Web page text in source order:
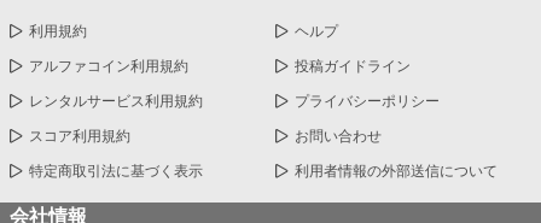
利用規約 ヘルプ
アルファコイン利用規約 投稿ガイドライン
レンタルサービス利用規約 プライバシーポリシー
スコア利用規約 お問い合わせ
特定商取引法に基づく表示 利用者情報の外部送信について
会社情報